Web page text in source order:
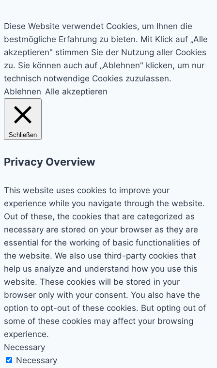
Diese Website verwendet Cookies, um Ihnen die
bestmögliche Erfahrung zu bieten. Mit Klick auf „Alle
akzeptieren" stimmen Sie der Nutzung aller Cookies
zu. Sie können auch auf „Ablehnen" klicken, um nur
technisch notwendige Cookies zuzulassen.
Ablehnen Alle akzeptieren
Schließen
Privacy Overview
This website uses cookies to improve your
experience while you navigate through the website.
Out of these, the cookies that are categorized as
necessary are stored on your browser as they are
essential for the working of basic functionalities of
the website. We also use third-party cookies that
help us analyze and understand how you use this
website. These cookies will be stored in your
browser only with your consent. You also have the
option to opt-out of these cookies. But opting out of
some of these cookies may affect your browsing
experience.
Necessary
Necessary